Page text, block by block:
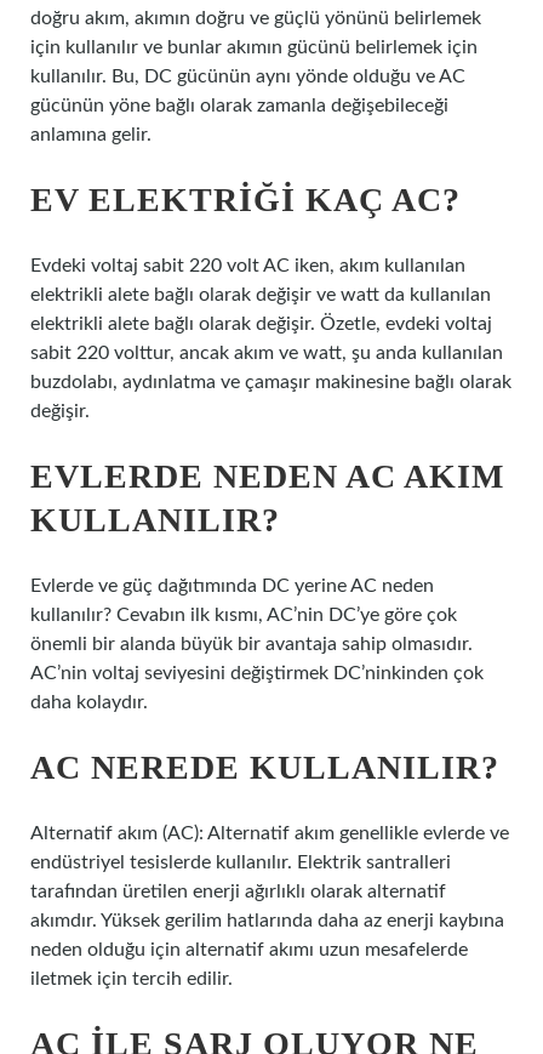
doğru akım, akımın doğru ve güçlü yönünü belirlemek
için kullanılır ve bunlar akımın gücünü belirlemek için
kullanılır. Bu, DC gücünün aynı yönde olduğu ve AC
gücünün yöne bağlı olarak zamanla değişebileceği
anlamına gelir.
EV ELEKTRIĞI KAÇ AC?
Evdeki voltaj sabit 220 volt AC iken, akım kullanılan
elektrikli alete bağlı olarak değişir ve watt da kullanılan
elektrikli alete bağlı olarak değişir. Özetle, evdeki voltaj
sabit 220 volttur, ancak akım ve watt, şu anda kullanılan
buzdolabı, aydınlatma ve çamaşır makinesine bağlı olarak
değişir.
EVLERDE NEDEN AC AKIM
KULLANILIR?
Evlerde ve güç dağıtımında DC yerine AC neden
kullanılır? Cevabın ilk kısmı, AC’nin DC’ye göre çok
önemli bir alanda büyük bir avantaja sahip olmasıdır.
AC’nin voltaj seviyesini değiştirmek DC’ninkinden çok
daha kolaydır.
AC NEREDE KULLANILIR?
Alternatif akım (AC): Alternatif akım genellikle evlerde ve
endüstriyel tesislerde kullanılır. Elektrik santralleri
tarafından üretilen enerji ağırlıklı olarak alternatif
akımdır. Yüksek gerilim hatlarında daha az enerji kaybına
neden olduğu için alternatif akımı uzun mesafelerde
iletmek için tercih edilir.
AC ILE ŞARJ OLUYOR NE